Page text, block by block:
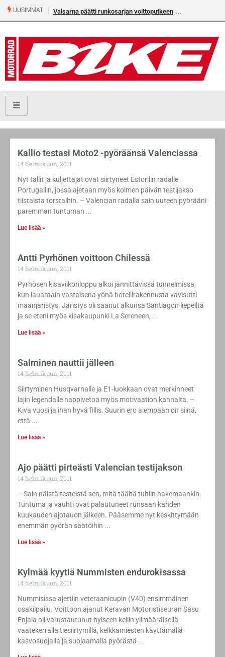
UUSIMMAT Valsarna päätti runkosarjan voittoputkeen
Kallio testasi Moto2 -pyöräänsä Valenciassa
14 helmikuun, 2011
Nyt tallit ja kuljettajat ovat siirtyneet Estorilin radalle
Portugaliin, jossa ajetaan myös kolmen päivän testijakso
tiistaista torstaihin. – Valencian radalla sain uuteen pyörääni
paremman tuntuman
Lue lisää »
Antti Pyrhönen voittoon Chilessä
14 helmikuun, 2011
Pyrhösen kisaviikonloppu alkoi jännittävissä tunnelmissa,
kun lauantain vastaisena yönä hotellirakennusta vavisutti
maanjäristys. Järistys oli saanut alkunsa Santiagon liepeiltä
ja se eteni myös kisakaupunki La Sereneen,
Lue lisää »
Salminen nauttii jälleen
14 helmikuun, 2011
Siirtyminen Husqvarnalle ja E1-luokkaan ovat merkinneet
lajin legendalle nappivetoa myös motivaation kannalta. –
Kiva vuosi ja ihan hyvä fiilis. Suurin ero aiempaan on siinä,
että
Lue lisää »
Ajo päätti pirteästi Valencian testijakson
14 helmikuun, 2011
– Sain näistä testeistä sen, mitä täältä tultiin hakemaankin.
Tuntuma ja vauhti ovat palautuneet runsaan kahden
kuukauden ajotauon jälkeen. Pääsemme nyt keskittymään
enemmän pyörän säätöihin
Lue lisää »
Kylmää kyytiä Nummisten endurokisassa
14 helmikuun, 2011
Nummisissa ajettiin veteraanicupin (V40) ensimmäinen
osakilpailu. Voittoon ajanut Keravan Motoristiseuran Sasu
Enjala oli varustautunut hyiseen keliin ylimääräisellä
vaatekerralla tiesiirtymillä, kelkkamiesten käyttämällä
kasvosuojalla ja suojaamalla pyörästä